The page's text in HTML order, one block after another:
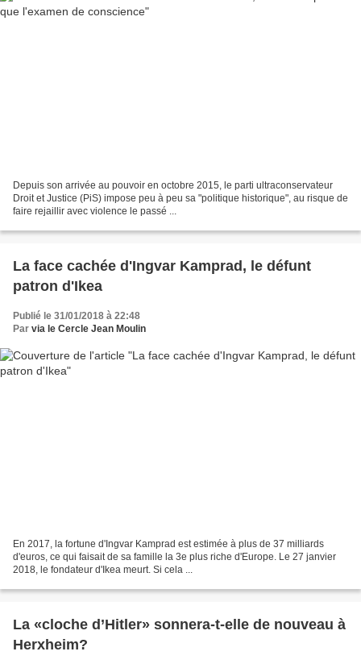
Depuis son arrivée au pouvoir en octobre 2015, le parti ultraconservateur
Droit et Justice (PiS) impose peu à peu sa "politique historique", au risque de
faire rejaillir avec violence le passé ...
La face cachée d'Ingvar Kamprad, le défunt
patron d'Ikea
Publié le 31/01/2018 à 22:48
Par via le Cercle Jean Moulin
En 2017, la fortune d'Ingvar Kamprad est estimée à plus de 37 milliards
d'euros, ce qui faisait de sa famille la 3e plus riche d'Europe. Le 27 janvier
2018, le fondateur d'Ikea meurt. Si cela ...
La «cloche d’Hitler» sonnera-t-elle de nouveau à
Herxheim?